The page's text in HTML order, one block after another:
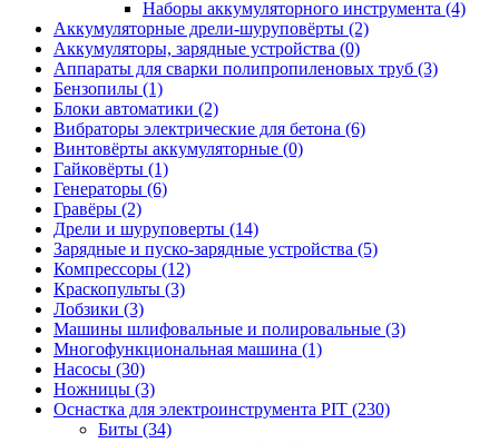
Наборы аккумуляторного инструмента (4)
Аккумуляторные дрели-шуруповёрты (2)
Аккумуляторы, зарядные устройства (0)
Аппараты для сварки полипропиленовых труб (3)
Бензопилы (1)
Блоки автоматики (2)
Вибраторы электрические для бетона (6)
Винтовёрты аккумуляторные (0)
Гайковёрты (1)
Генераторы (6)
Гравёры (2)
Дрели и шуруповерты (14)
Зарядные и пуско-зарядные устройства (5)
Компрессоры (12)
Краскопульты (3)
Лобзики (3)
Машины шлифовальные и полировальные (3)
Многофункциональная машина (1)
Насосы (30)
Ножницы (3)
Оснастка для электроинструмента PIT (230)
Биты (34)